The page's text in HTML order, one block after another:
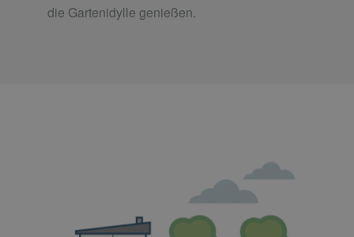
die Gartenidylle genießen.